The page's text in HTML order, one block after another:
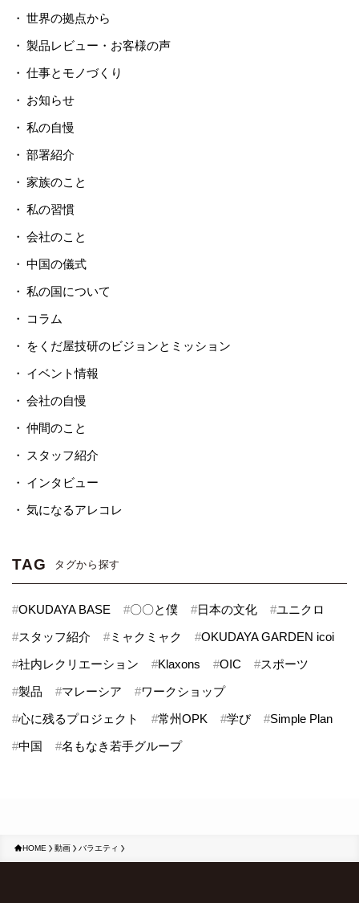
世界の拠点から
製品レビュー・お客様の声
仕事とモノづくり
お知らせ
私の自慢
部署紹介
家族のこと
私の習慣
会社のこと
中国の儀式
私の国について
コラム
をくだ屋技研のビジョンとミッション
イベント情報
会社の自慢
仲間のこと
スタッフ紹介
インタビュー
気になるアレコレ
TAG タグから探す
#OKUDAYA BASE #〇〇と僕 #日本の文化 #ユニクロ
#スタッフ紹介 #ミャクミャク #OKUDAYA GARDEN icoi
#社内レクリエーション #Klaxons #OIC #スポーツ
#製品 #マレーシア #ワークショップ
#心に残るプロジェクト #常州OPK #学び #Simple Plan
#中国 #名もなき若手グループ
HOME 動画 バラエティ